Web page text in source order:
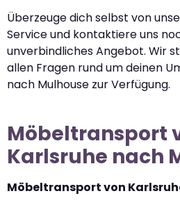
Überzeuge dich selbst von
Service und kontaktiere uns
unverbindliches Angebot. Wir
allen Fragen rund um deinen
nach Mulhouse zur Verfügung.
Möbeltransport
Karlsruhe nach
Möbeltransport von